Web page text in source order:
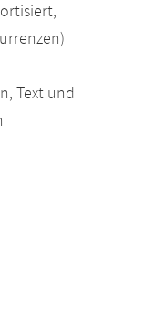
Text und